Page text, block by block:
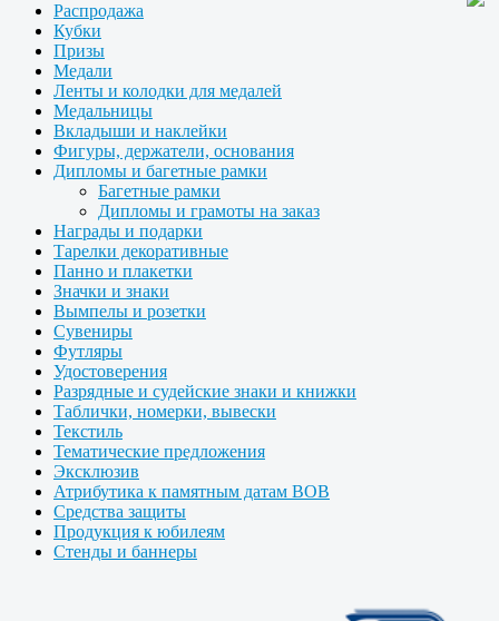
Распродажа
Кубки
Призы
Медали
Ленты и колодки для медалей
Медальницы
Вкладыши и наклейки
Фигуры, держатели, основания
Дипломы и багетные рамки
Багетные рамки
Дипломы и грамоты на заказ
Награды и подарки
Тарелки декоративные
Панно и плакетки
Значки и знаки
Вымпелы и розетки
Сувениры
Футляры
Удостоверения
Разрядные и судейские знаки и книжки
Таблички, номерки, вывески
Текстиль
Тематические предложения
Эксклюзив
Атрибутика к памятным датам ВОВ
Средства защиты
Продукция к юбилеям
Стенды и баннеры